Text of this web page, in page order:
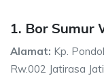
1. Bor Sumur
Alamat: Kp.
Rw.002 Jatirasa